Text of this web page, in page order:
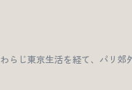
らじ東京生活を経て、パリ郊